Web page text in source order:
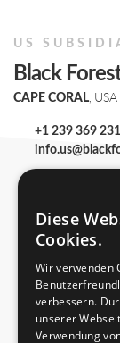
US
Black
CAPE CORAL , USA
+1 239 369
Diese
Cookies.
Wir verwenden
verbessern.
unserer
Verwendung